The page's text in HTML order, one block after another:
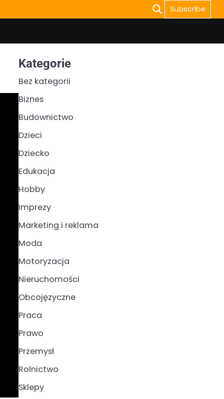
Subscribe
Kategorie
Bez kategorii
Biznes
Budownictwo
Dzieci
Dziecko
Edukacja
Hobby
Imprezy
Marketing i reklama
Moda
Motoryzacja
Nieruchomości
Obcojęzyczne
Praca
Prawo
Przemysł
Rolnictwo
Sklepy